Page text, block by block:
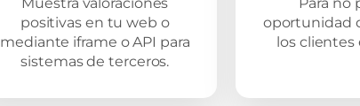
positivas en tu web o
mediante iframe o API para
sistemas de terceros.
oportunidad
los clientes